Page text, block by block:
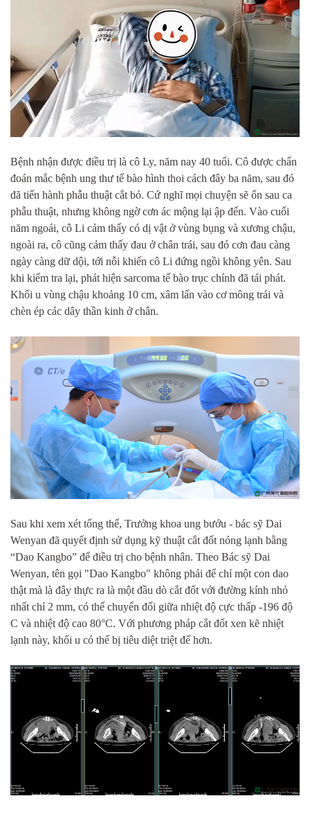
Bệnh nhận được điều trị là cô Ly, năm nay 40 tuổi. Cô được chẩn
đoán mắc bệnh ung thư tế bào hình thoi cách đây ba năm, sau đó
đã tiến hành phẫu thuật cắt bỏ. Cứ nghĩ mọi chuyện sẽ ổn sau ca
phẫu thuật, nhưng không ngờ cơn ác mộng lại ập đến. Vào cuối
năm ngoái, cô Li cảm thấy có dị vật ở vùng bụng và xương chậu,
ngoài ra, cô cũng cảm thấy đau ở chân trái, sau đó cơn đau càng
ngày càng dữ dội, tới nỗi khiến cô Li đứng ngồi không yên. Sau
khi kiểm tra lại, phát hiện sarcoma tế bào trục chính đã tái phát.
Khối u vùng chậu khoảng 10 cm, xâm lấn vào cơ mông trái và
chèn ép các dây thần kinh ở chân.
Sau khi xem xét tổng thể, Trưởng khoa ung bướu - bác sỹ Dai
Wenyan đã quyết định sử dụng kỹ thuật cắt đốt nóng lạnh bằng
“Dao Kangbo” để điều trị cho bệnh nhân. Theo Bác sỹ Dai
Wenyan, tên gọi "Dao Kangbo" không phải để chỉ một con dao
thật mà là đây thực ra là một đầu dò cắt đốt với đường kính nhỏ
nhất chỉ 2 mm, có thể chuyển đổi giữa nhiệt độ cực thấp -196 độ
C và nhiệt độ cao 80°C. Với phương pháp cắt đốt xen kẽ nhiệt
lạnh này, khối u có thể bị tiêu diệt triệt để hơn.